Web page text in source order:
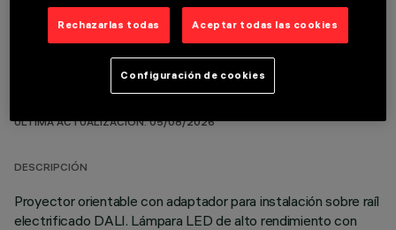
DATOS TÉCNICOS
ÚLTIMA ACTUALIZACIÓN: 05/08/2026
DESCRIPCIÓN
Proyector orientable con adaptador para instalación sobre raíl
electrificado DALI. Lámpara LED de alto rendimiento con
Rechazarlas todas Aceptar todas las cookies
Configuración de cookies